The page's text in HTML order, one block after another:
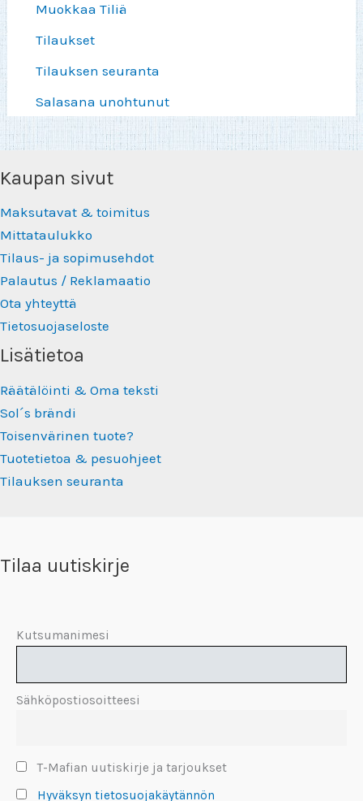
Muokkaa Tiliä
Tilaukset
Tilauksen seuranta
Salasana unohtunut
Kaupan sivut
Maksutavat & toimitus
Mittataulukko
Tilaus- ja sopimusehdot
Palautus / Reklamaatio
Ota yhteyttä
Tietosuojaseloste
Lisätietoa
Räätälöinti & Oma teksti
Sol´s brändi
Toisenvärinen tuote?
Tuotetietoa & pesuohjeet
Tilauksen seuranta
Tilaa uutiskirje
Kutsumanimesi
Sähköpostiosoitteesi
T-Mafian uutiskirje ja tarjoukset
Hyväksyn tietosuojakäytännön